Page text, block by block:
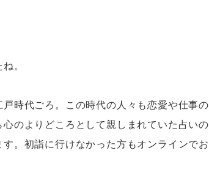
。
時代ごろ。この時代の人々も恋愛や仕事の
のよりどころとして親しまれていた占いの
。初詣に行けなかった方もオンラインでお